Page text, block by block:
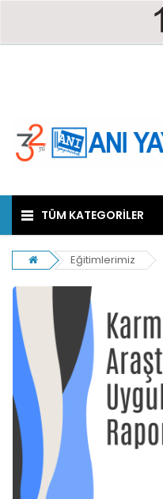
TÜM KATEGORİLER
Eğitimlerimiz